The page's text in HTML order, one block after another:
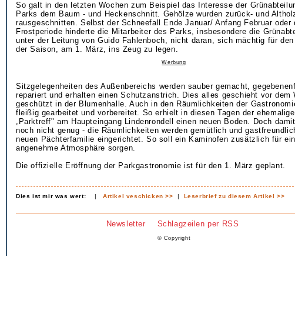
So galt in den letzten Wochen zum Beispiel das Interesse der
Parks dem Baum - und Heckenschnitt. Gehölze wurden zurück- und
rausgeschnitten. Selbst der Schneefall Ende Januar/ Anfang Februar oder
Frostperiode hinderte die Mitarbeiter des Parks, insbesondere die
unter der Leitung von Guido Fahlenboch, nicht daran, sich mächtig für den
der Saison, am 1. März, ins Zeug zu legen.
Werbung
Sitzgelegenheiten des Außenbereichs werden sauber gemacht,
repariert und erhalten einen Schutzanstrich. Dies alles geschieht vor dem
geschützt in der Blumenhalle. Auch in den Räumlichkeiten der
fleißig gearbeitet und vorbereitet. So erhielt in diesen Tagen der ehemalige
„Parktreff" am Haupteingang Lindenrondell einen neuen Boden. Doch
noch nicht genug - die Räumlichkeiten werden gemütlich und
neuen Pächterfamilie eingerichtet. So soll ein Kaminofen zusätzlich für
angenehme Atmosphäre sorgen.
Die offizielle Eröffnung der Parkgastronomie ist für den 1. März geplant.
Dies ist mir was wert: |Artikel veschicken >> | Leserbrief zu diesem Artikel >>
Newsletter Schlagzeilen per RSS
© Copyright